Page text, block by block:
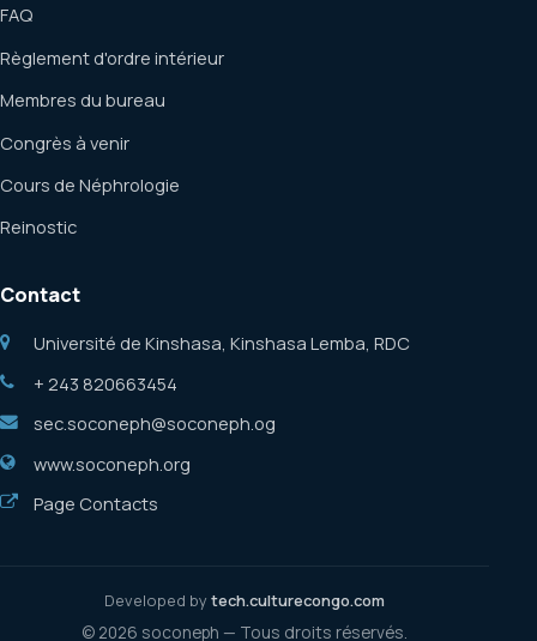
FAQ
Règlement d'ordre intérieur
Membres du bureau
Congrès à venir
Cours de Néphrologie
Reinostic
Contact
Université de Kinshasa, Kinshasa Lemba, RDC
+ 243 820663454
sec.soconeph@soconeph.og
www.soconeph.org
Page Contacts
Developed by tech.culturecongo.com
© 2026 soconeph — Tous droits réservés.